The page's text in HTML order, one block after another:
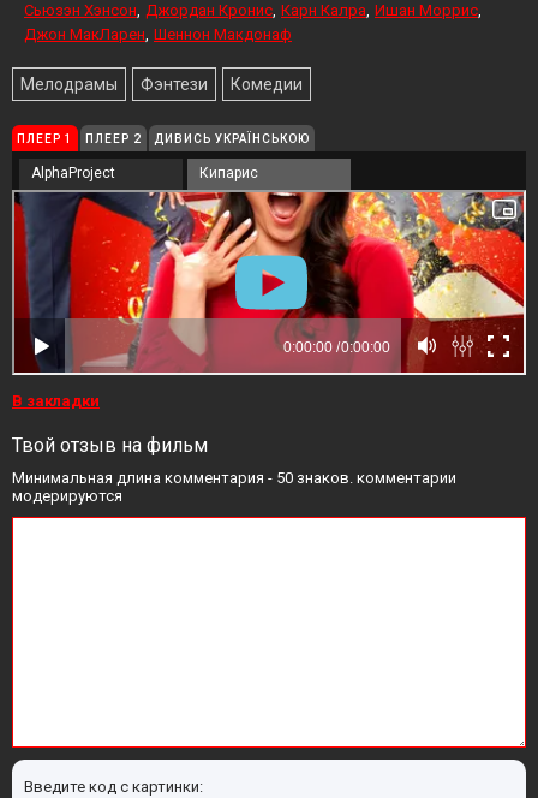
Сьюзэн Хэнсон Джордан Кронис Карн Калра Ишан Моррис
Джон МакЛарен Шеннон Макдонаф
Мелодрамы Фэнтези Комедии
ПЛЕЕР 1 ПЛЕЕР 2 ДИВИСЬ УКРАЇНСЬКОЮ
AlphaProject Кипарис
В закладки
Твой отзыв на фильм
Минимальная длина комментария - 50 знаков. комментарии
модерируются
Введите код с картинки: